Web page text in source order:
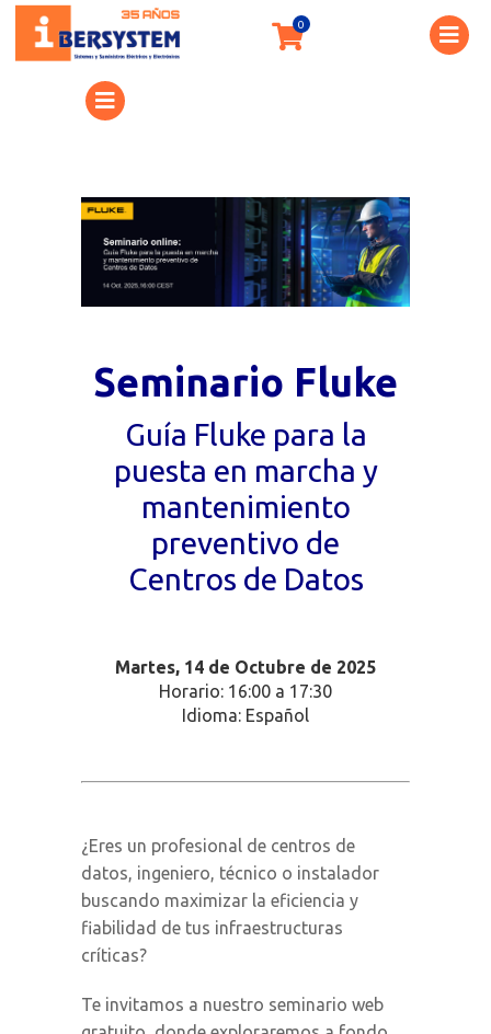
Seminario Fluke
Guía Fluke para la
puesta en marcha y
mantenimiento
preventivo de
Centros de Datos
Martes, 14 de Octubre de 2025
Horario: 16:00 a 17:30
Idioma: Español
¿Eres un profesional de centros de
datos, ingeniero, técnico o instalador
buscando maximizar la eficiencia y
fiabilidad de tus infraestructuras
críticas?
Te invitamos a nuestro seminario web